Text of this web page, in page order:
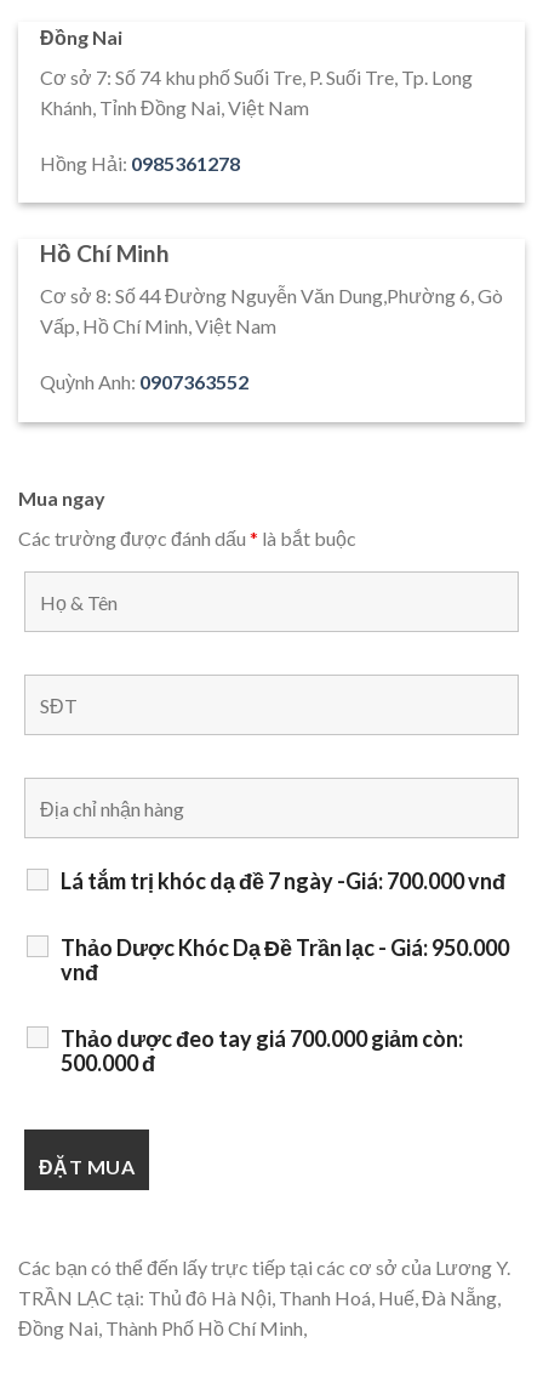
Đồng Nai
Cơ sở 7: Số 74 khu phố Suối Tre, P. Suối Tre, Tp. Long
Khánh, Tỉnh Đồng Nai, Việt Nam
Hồng Hải: 0985361278
Hồ Chí Minh
Cơ sở 8: Số 44 Đường Nguyễn Văn Dung,Phường 6, Gò
Vấp, Hồ Chí Minh, Việt Nam
Quỳnh Anh: 0907363552
Mua ngay
Các trường được đánh dấu * là bắt buộc
Lá tắm trị khóc dạ đề 7 ngày -Giá: 700.000 vnđ
Thảo Dược Khóc Dạ Đề Trần lạc - Giá: 950.000
vnđ
Thảo dược đeo tay giá 700.000 giảm còn:
500.000 đ
Các bạn có thể đến lấy trực tiếp tại các cơ sở của Lương Y.
TRẦN LẠC tại: Thủ đô Hà Nội, Thanh Hoá, Huế, Đà Nẵng,
Đồng Nai, Thành Phố Hồ Chí Minh,